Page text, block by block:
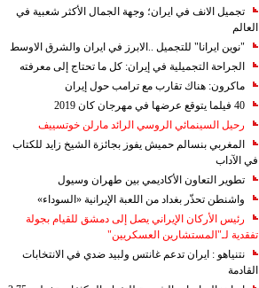
تجميل الانف في ايران؛ وجهة الجمال الأكثر شعبية في
العالم
"نوين ايرانا" للتجميل ..الابرز في ايران والشرق الاوسط
الجراحة التجميلية في إيران: كل ما تحتاج إلى معرفته
ماكرون: هناك تقارب مع ترامب حول إيران
40 فيلما يتوقع عرضها في مهرجان كان 2019
رحيل السينمائي الروسي الرائد مارلن خوتسييف
المغربي بنسالم حميش يفوز بجائزة الشيخ زايد للكتاب
في الآداب
تطوير التعاون الأكاديمي بين طهران وسيول
واشنطن تحذّر بغداد من اللعبة الإيرانية «السوداء»
رئيس الأركان الإيراني يصل إلى دمشق للقيام بجولة
تفقدية لـ"المستشارين العسكريين"
نتنياهو : ايران تدعم غانتس ولبيد ضدي في الانتخابات
القادمة